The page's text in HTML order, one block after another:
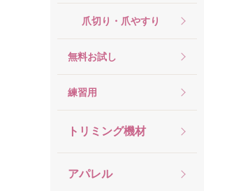
爪切り・爪やすり
無料お試し
練習用
トリミング機材
アパレル